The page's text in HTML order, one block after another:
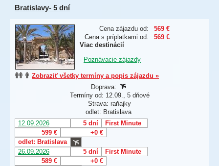
Bratislavy- 5 dní
Cena zájazdu od:
569 €
Cena s príplatkami od:
569 €
Viac destinácií
- Poznávacie zájazdy
Zobraziť všetky termíny a popis zájazdu »
Doprava:
Termíny od: 12.09., 5 dňové
Strava: raňajky
odlet: Bratislava
12.09.2026
5 dní
First Minute
599 €
+0 €
odlet: Bratislava
26.09.2026
5 dní
First Minute
589 €
+0 €